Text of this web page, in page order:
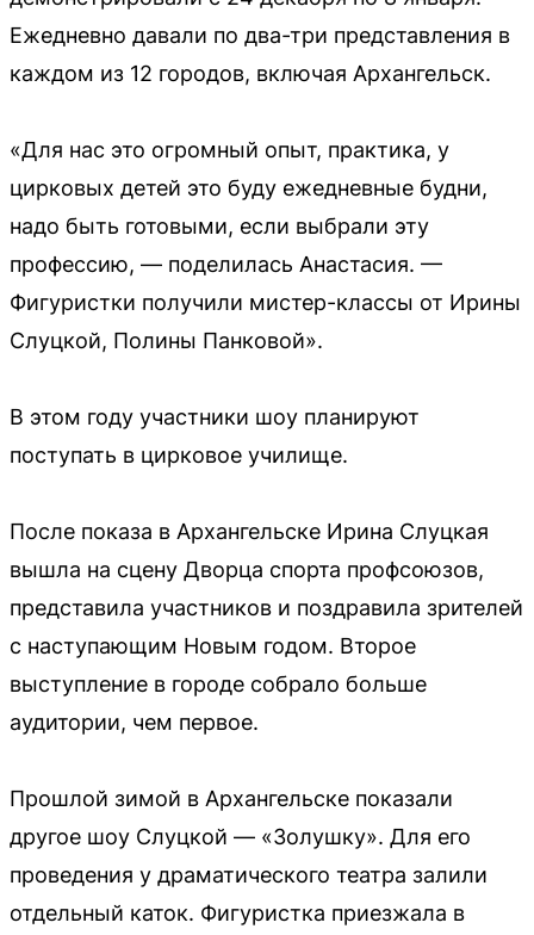
Ежедневно давали по два-три представления в
каждом из 12 городов, включая Архангельск.
«Для нас это огромный опыт, практика, у
цирковых детей это буду ежедневные будни,
надо быть готовыми, если выбрали эту
профессию, — поделилась Анастасия. —
Фигуристки получили мистер-классы от Ирины
Слуцкой, Полины Панковой».
В этом году участники шоу планируют
поступать в цирковое училище.
После показа в Архангельске Ирина Слуцкая
вышла на сцену Дворца спорта профсоюзов,
представила участников и поздравила зрителей
с наступающим Новым годом. Второе
выступление в городе собрало больше
аудитории, чем первое.
Прошлой зимой в Архангельске показали
другое шоу Слуцкой — «Золушку». Для его
проведения у драматического театра залили
отдельный каток. Фигуристка приезжала в